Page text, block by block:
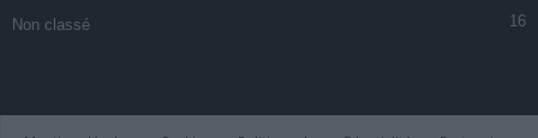
Non classé 16